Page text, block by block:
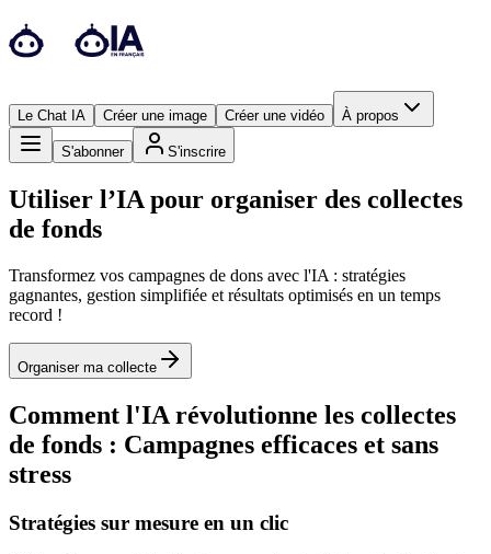
Le Chat IA Créer une image Créer une vidéo À propos
S'abonner S'inscrire
Utiliser l’IA pour organiser des collectes
de fonds
Transformez vos campagnes de dons avec l'IA : stratégies
gagnantes, gestion simplifiée et résultats optimisés en un temps
record !
Organiser ma collecte
Comment l'IA révolutionne les collectes
de fonds : Campagnes efficaces et sans
stress
Stratégies sur mesure en un clic